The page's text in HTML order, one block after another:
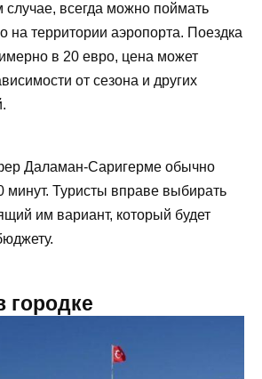
случае, всегда можно поймать
на территории аэропорта. Поездка
в 20 евро, цена может
от сезона и других
Даламан-Саригерме обычно
минут. Туристы вправе выбирать
им вариант, который будет
городке